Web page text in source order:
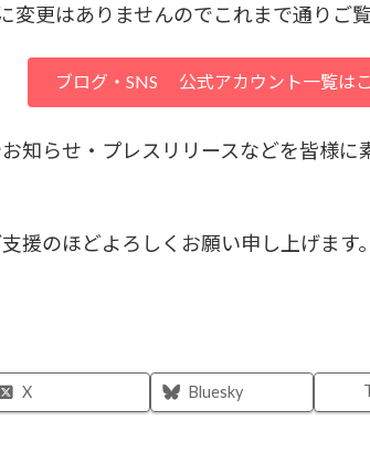
変更はありませんのでこれまで通りご
ブログ・SNS 公式アカウント一覧は
知らせ・プレスリリースなどを皆様に
援のほどよろしくお願い申し上げます。
X Bluesky